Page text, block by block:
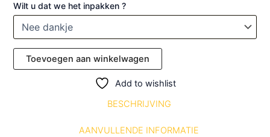
Wilt u dat we het inpakken ?
Toevoegen aan winkelwagen
Add to wishlist
BESCHRIJVING
AANVULLENDE INFORMATIE